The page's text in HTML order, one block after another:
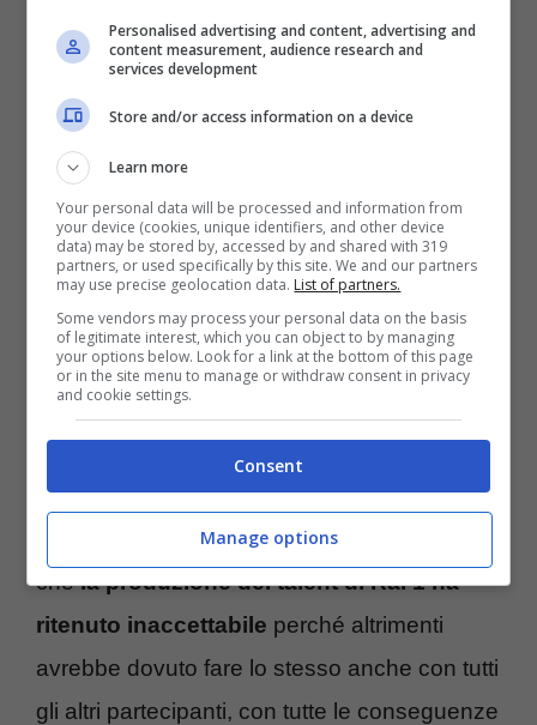
verità. Nella scorsa primavera Cristinaha
partecipato anche a “L’Isola dei Famosi”
edizione 2023, in cui si è classificata sesta
arrivando fino in fondo al reality e vivendo
tutti e 64 i giorni previsti in Honduras.
A settembre la siciliana avrebbe dovuto fare
parte del castdella nuova edizione di “Tale
e Quale Show”, ma le trattative non sono
andate a buon fine. Ed a spiegare il motivo ci
ha pensato Carlo Conti, il quale ha svelato
che la Scuccia avrebbe voluto avere voce in
capitolo in merito agli artisti da imitare. Cosa
chela produzione del talent di Rai 1 ha
ritenuto inaccettabile perché altrimenti
avrebbe dovuto fare lo stesso anche con tutti
gli altri partecipanti, con tutte le conseguenze
Personalised advertising and content, advertising and
content measurement, audience research and
services development
Store and/or access information on a device
Learn more
Your personal data will be processed and information from
your device (cookies, unique identifiers, and other device
data) may be stored by, accessed by and shared with 319
partners, or used specifically by this site. We and our partners
may use precise geolocation data. List of partners.
Some vendors may process your personal data on the basis
of legitimate interest, which you can object to by managing
your options below. Look for a link at the bottom of this page
or in the site menu to manage or withdraw consent in privacy
and cookie settings.
Consent
Manage options